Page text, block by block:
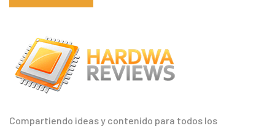
Compartiendo ideas y contenido para todos los